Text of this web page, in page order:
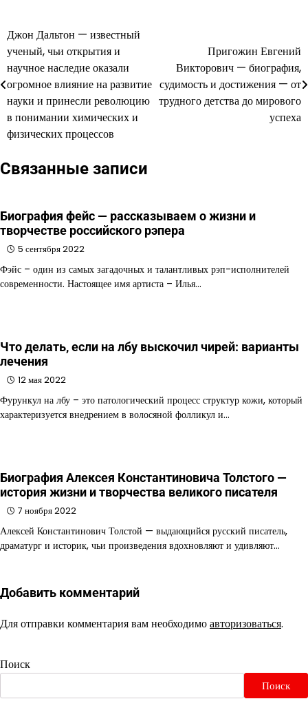
Навигация
по
записям
Джон Дальтон — известный
ученый, чьи открытия и
научное наследие оказали
огромное влияние на развитие
науки и принесли революцию
в понимании химических и
физических процессов
Пригожин Евгений
Викторович — биография,
судимость и достижения — от
трудного детства до мирового
успеха
Связанные записи
Биография фейс — рассказываем о жизни и
творчестве российского рэпера
5 сентября 2022
Фэйс – один из самых загадочных и талантливых рэп-исполнителей
современности. Настоящее имя артиста – Илья…
Что делать, если на лбу выскочил чирей: варианты
лечения
12 мая 2022
Фурункул на лбу – это патологический процесс структур кожи, который
характеризуется внедрением в волосяной фолликул и…
Биография Алексея Константиновича Толстого —
история жизни и творчества великого писателя
7 ноября 2022
Алексей Константинович Толстой — выдающийся русский писатель,
драматург и историк, чьи произведения вдохновляют и удивляют…
Добавить комментарий
Для отправки комментария вам необходимоавторизоваться.
Поиск
Поиск